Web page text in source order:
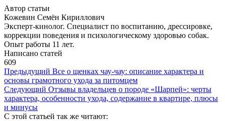
Автор статьи
Кожевин Семён Кириллович
Эксперт-кинолог. Специалист по воспитанию, дрессировке,
коррекции поведения и психологическому здоровью собак.
Опыт работы 11 лет.
Написано статей
609
Предыдущий Все о щенках чау-чау: описание характера и
основы грамотного ухода за питомцем
Следующий Отзывы владельцев о породе «Шарпей»: черты
характера, особенности ухода, содержание в квартире, плюсы
и минусы
С этой статьей так же читают: